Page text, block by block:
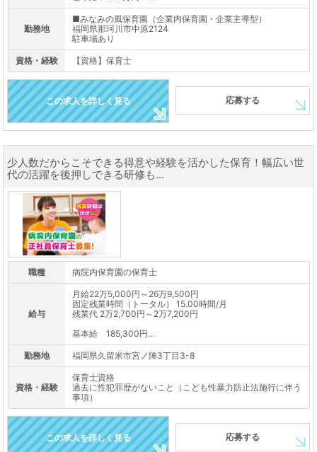
勤務地
■みなみの風保育園（企業内保育園・企業主導型）
福岡県那珂川市中原2124
駐車場あり
資格・経験 【資格】保育士
この求人を詳しく見る 応募する
少人数だからこそできる得意や経験を活かした保育！幅広い世
代の活躍を後押しできる研修も...
職種 病院内保育園の保育士
給与
月給22万5,000円～26万9,500円
固定残業時間（トータル） 15.00時間/月
残業代 2万2,700円～2万7,200円
基本給 185,300円...
勤務地 福岡県久留米市宮ノ陣3丁目3-8
資格・経験
保育士資格
過去に性犯罪歴がないこと（こども性暴力防止法施行に伴う
事項）
この求人を詳しく見る 応募する